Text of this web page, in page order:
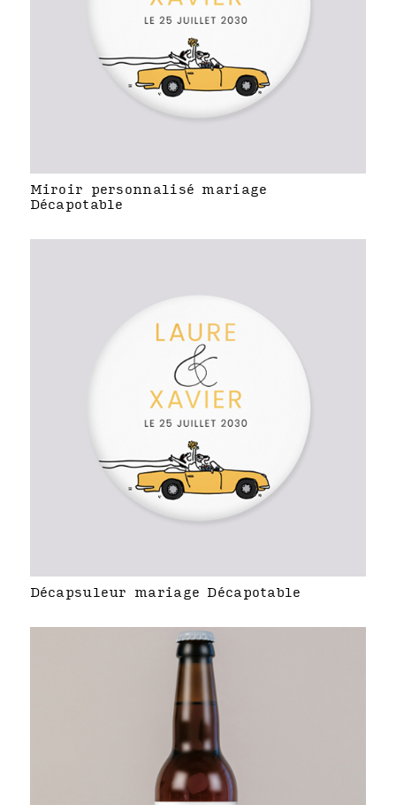
Miroir personnalisé mariage
Décapotable
Décapsuleur mariage Décapotable